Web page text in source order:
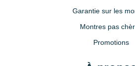
Garantie sur les
Montres pas
Promotions